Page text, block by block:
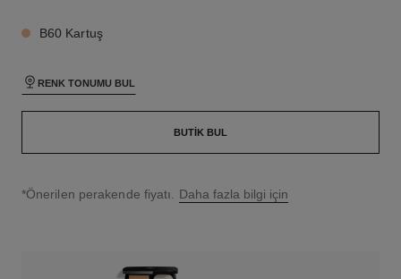
B60 Kartuş
RENK TONUMU BUL
BUTIK BUL
↩
*Önerilen perakende fiyatı. Daha fazla bilgi için